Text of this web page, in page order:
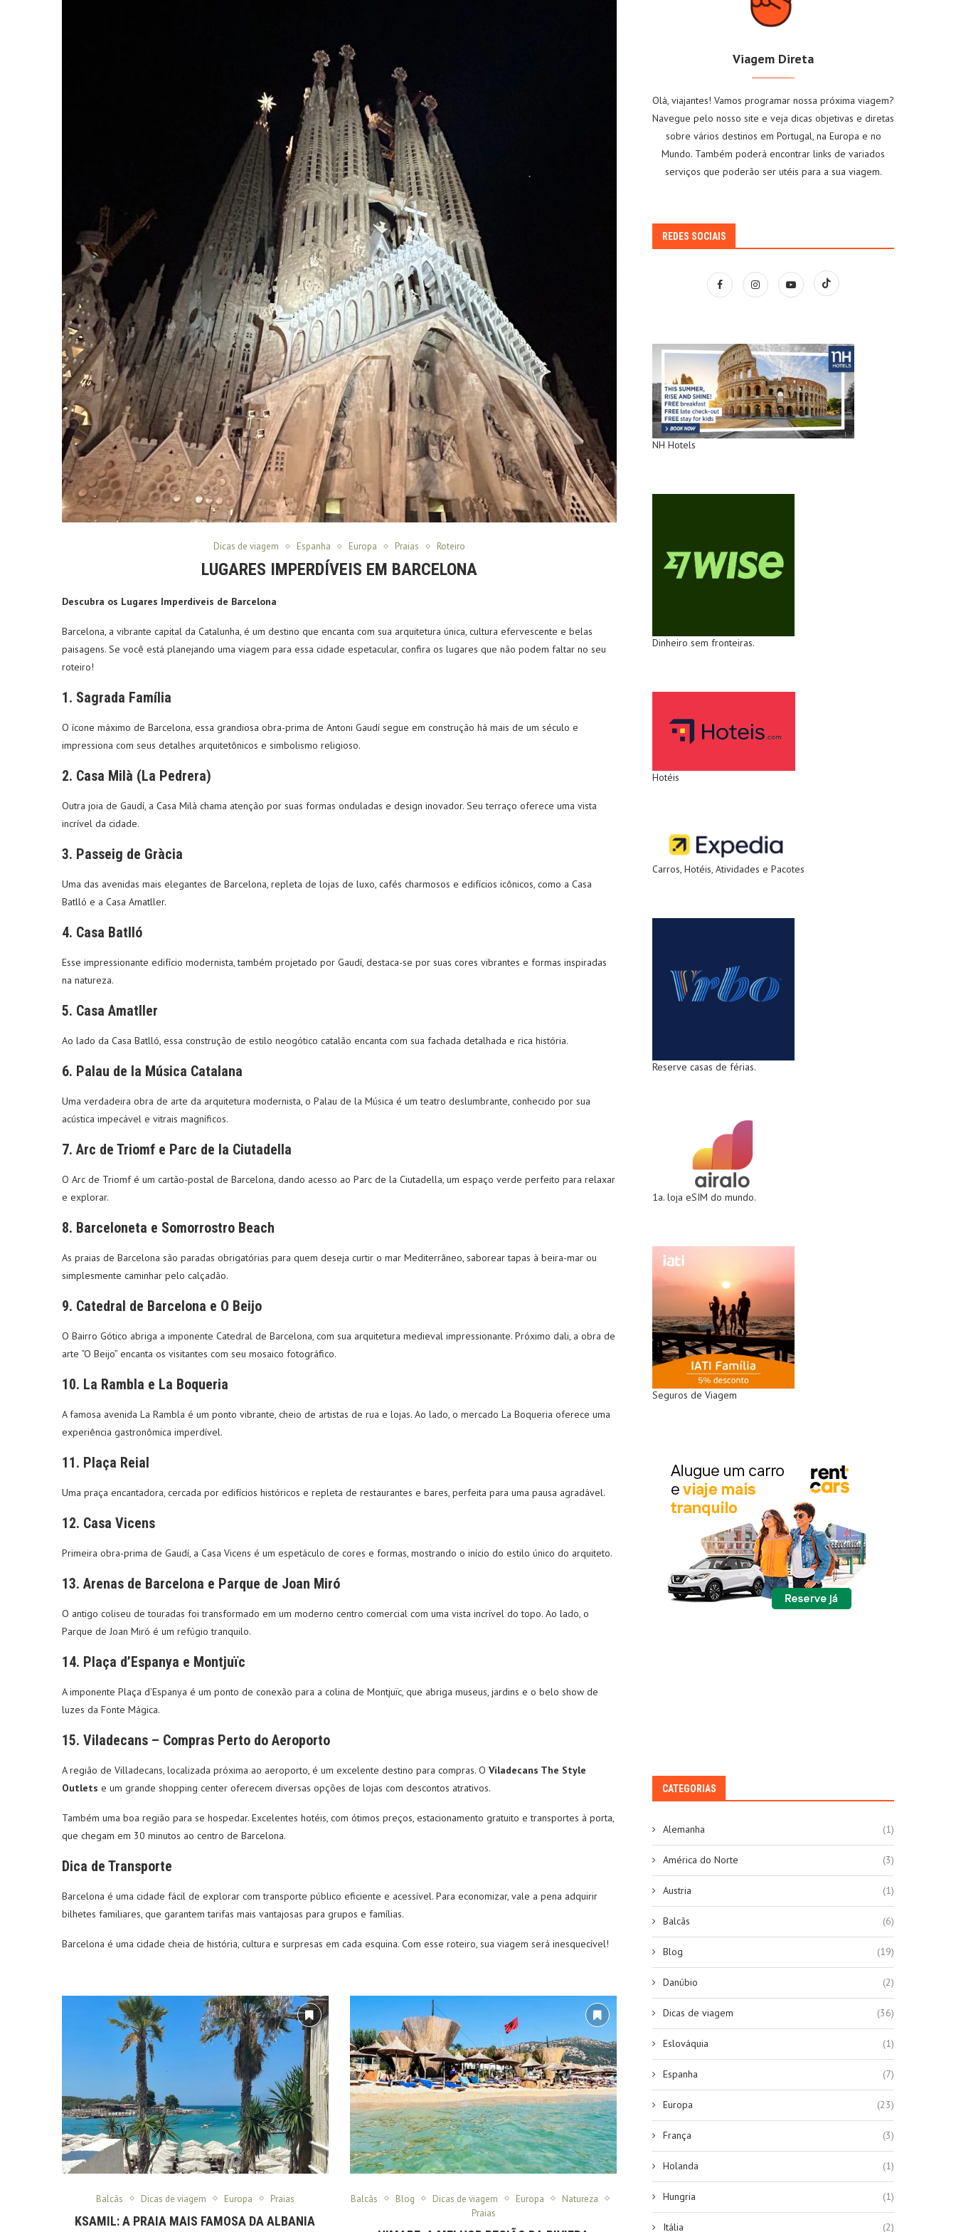
Dicas de viagem Espanha Europa Praias Roteiro
LUGARES IMPERDÍVEIS EM BARCELONA
Descubra os Lugares Imperdíveis de Barcelona
Barcelona, a vibrante capital da Catalunha, é um destino que encanta com sua arquitetura única, cultura efervescente e belas
paisagens. Se você está planejando uma viagem para essa cidade espetacular, confira os lugares que não podem faltar no seu
roteiro!
1. Sagrada Família
O ícone máximo de Barcelona, essa grandiosa obra-prima de Antoni Gaudí segue em construção há mais de um século e
impressiona com seus detalhes arquitetônicos e simbolismo religioso.
2. Casa Milà (La Pedrera)
Outra joia de Gaudí, a Casa Milà chama atenção por suas formas onduladas e design inovador. Seu terraço oferece uma vista
incrível da cidade.
3. Passeig de Gràcia
Uma das avenidas mais elegantes de Barcelona, repleta de lojas de luxo, cafés charmosos e edifícios icônicos, como a Casa
Batlló e a Casa Amatller.
4. Casa Batlló
Esse impressionante edifício modernista, também projetado por Gaudí, destaca-se por suas cores vibrantes e formas inspiradas
na natureza.
5. Casa Amatller
Ao lado da Casa Batlló, essa construção de estilo neogótico catalão encanta com sua fachada detalhada e rica história.
6. Palau de la Música Catalana
Uma verdadeira obra de arte da arquitetura modernista, o Palau de la Música é um teatro deslumbrante, conhecido por sua
acústica impecável e vitrais magníficos.
7. Arc de Triomf e Parc de la Ciutadella
O Arc de Triomf é um cartão-postal de Barcelona, dando acesso ao Parc de la Ciutadella, um espaço verde perfeito para relaxar
e explorar.
8. Barceloneta e Somorrostro Beach
As praias de Barcelona são paradas obrigatórias para quem deseja curtir o mar Mediterrâneo, saborear tapas à beira-mar ou
simplesmente caminhar pelo calçadão.
9. Catedral de Barcelona e O Beijo
O Bairro Gótico abriga a imponente Catedral de Barcelona, com sua arquitetura medieval impressionante. Próximo dali, a obra de
arte “O Beijo” encanta os visitantes com seu mosaico fotográfico.
10. La Rambla e La Boqueria
A famosa avenida La Rambla é um ponto vibrante, cheio de artistas de rua e lojas. Ao lado, o mercado La Boqueria oferece uma
experiência gastronômica imperdível.
11. Plaça Reial
Uma praça encantadora, cercada por edifícios históricos e repleta de restaurantes e bares, perfeita para uma pausa agradável.
12. Casa Vicens
Primeira obra-prima de Gaudí, a Casa Vicens é um espetáculo de cores e formas, mostrando o início do estilo único do arquiteto.
13. Arenas de Barcelona e Parque de Joan Miró
O antigo coliseu de touradas foi transformado em um moderno centro comercial com uma vista incrível do topo. Ao lado, o
Parque de Joan Miró é um refúgio tranquilo.
14. Plaça d’Espanya e Montjuïc
A imponente Plaça d’Espanya é um ponto de conexão para a colina de Montjuïc, que abriga museus, jardins e o belo show de
luzes da Fonte Mágica.
15. Viladecans – Compras Perto do Aeroporto
A região de Villadecans, localizada próxima ao aeroporto, é um excelente destino para compras. O Viladecans The Style
Outlets e um grande shopping center oferecem diversas opções de lojas com descontos atrativos.
Também uma boa região para se hospedar. Excelentes hotéis, com ótimos preços, estacionamento gratuito e transportes à porta,
que chegam em 30 minutos ao centro de Barcelona.
Dica de Transporte
Barcelona é uma cidade fácil de explorar com transporte público eficiente e acessível. Para economizar, vale a pena adquirir
bilhetes familiares, que garantem tarifas mais vantajosas para grupos e famílias.
Barcelona é uma cidade cheia de história, cultura e surpresas em cada esquina. Com esse roteiro, sua viagem será inesquecível!
Balcãs Dicas de viagem Europa Praias
KSAMIL: A PRAIA MAIS FAMOSA DA ALBANIA
Balcãs Blog Dicas de viagem Europa
Natureza
Praias
Viagem Direta
Olá, viajantes! Vamos programar nossa próxima viagem?
Navegue pelo nosso site e veja dicas objetivas e diretas
sobre vários destinos em Portugal, na Europa e no
Mundo. Também poderá encontrar links de variados
serviços que poderão ser utéis para a sua viagem.
REDES SOCIAIS
NH Hotels
Dinheiro sem fronteiras.
Hotéis
Carros, Hotéis, Atividades e Pacotes
Reserve casas de férias.
1a. loja eSIM do mundo.
Seguros de Viagem
CATEGORIAS
Alemanha (1)
América do Norte (3)
Austria (1)
Balcãs (6)
Blog (19)
Danúbio (2)
Dicas de viagem (36)
Eslováquia (1)
Espanha (7)
Europa (23)
França (3)
Holanda (1)
Hungria (1)
Itália (2)